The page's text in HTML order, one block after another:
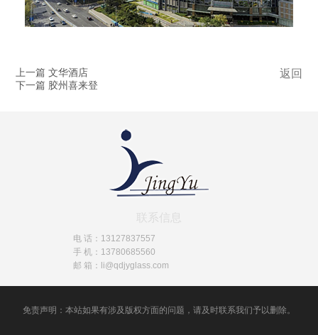
返回
上一篇 文华酒店
下一篇 胶州喜来登
联系信息
电 话：13127837557
手 机：13780685560
邮 箱：li@qdjyglass.com
免责声明：本站如果有涉及版权方面的问题，请及时联系我们予以删除。